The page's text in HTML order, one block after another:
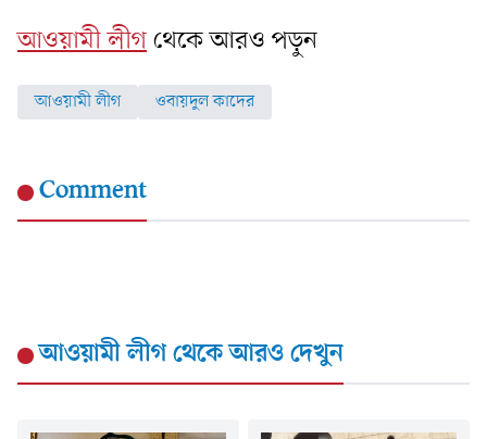
আওয়ামী লীগথেকে আরও পড়ুন
আওয়ামী লীগ ওবায়দুল কাদের
Comment
আওয়ামী লীগথেকে আরও দেখুন